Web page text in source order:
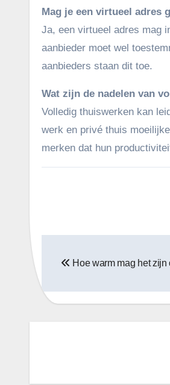
Mag je een virtueel adres
Ja, een virtueel adres mag
aanbieder moet wel
aanbieders staan dit toe.
Wat zijn de nadelen van
Volledig thuiswerken kan
werk en privé thuis
merken dat hun
navigatie
Hoe warm mag het